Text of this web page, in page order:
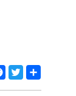
Twitter
Share